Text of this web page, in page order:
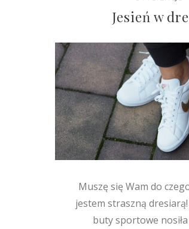
Jesień w
Muszę się Wam do
jestem straszną
buty sportowe